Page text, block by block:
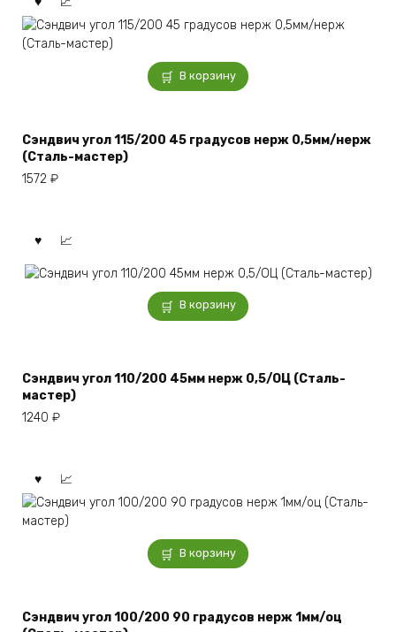
В корзину
Сэндвич угол 115/200 45 градусов нерж 0,5мм/нерж
(Сталь-мастер)
1572 ₽
В корзину
Сэндвич угол 110/200 45мм нерж 0,5/ОЦ (Сталь-
мастер)
1240 ₽
В корзину
Сэндвич угол 100/200 90 градусов нерж 1мм/оц